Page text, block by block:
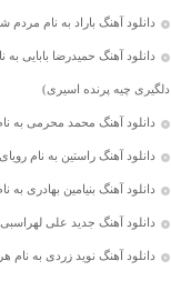
دانلود آهنگ باراد به نام
دانلود آهنگ حمیدرضا بابایی
دلگیری چیه پرنده اسیری)
دانلود آهنگ محمد محرمی به
دانلود آهنگ راستین به نام
دانلود آهنگ بنیامین بهادری
دانلود آهنگ جدید علی
دانلود آهنگ نوید زردی به نام